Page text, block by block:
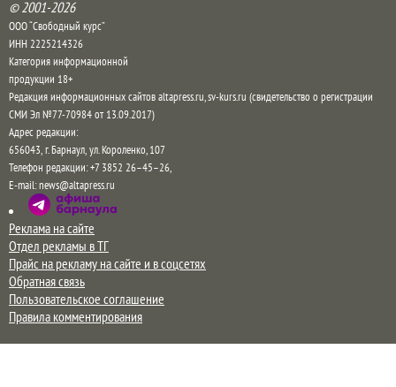
© 2001-2026
ООО “Свободный курс”
ИНН 2225214326
Категория информационной
продукции 18+
Редакция информационных сайтов altapress.ru, sv-kurs.ru (свидетельство о регистрации
СМИ Эл №77-70984 от 13.09.2017)
Адрес редакции:
656043,г. Барнаул,ул. Короленко, 107
Телефон редакции:+7 3852 26–45–26,
E-mail:news@altapress.ru
Реклама на сайте
Отдел рекламы в ТГ
Прайс на рекламу на сайте и в соцсетях
Обратная связь
Пользовательское соглашение
Правила комментирования